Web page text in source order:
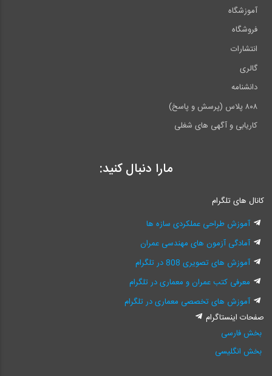
آموزشگاه
فروشگاه
انتشارات
گالری
دانشنامه
۸۰۸ پلاس (پرسش و پاسخ)
کاریابی و آگهی های شغلی
مارا دنبال کنید:
کانال های تلگرام
آموزش طراحی عملکردی سازه ها
آمادگی آزمون های مهندسی عمران
آموزش های تصویری 808 در تلگرام
معرفی کتب عمران و معماری در تلگرام
آموزش های تخصصی معماری در تلگرام
صفحات اینستاگرام
بخش فارسی
بخش انگلیسی